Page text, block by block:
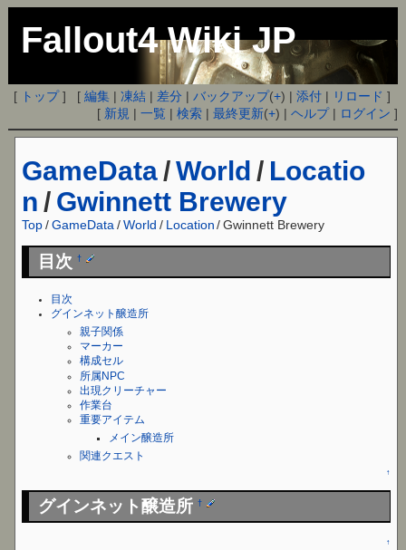
Fallout4 Wiki JP
[ トップ] [編集 |凍結 | 差分 |バックアップ(+) |添付 | リロード ]
[ 新規 |一覧 |検索 |最終更新(+) |ヘルプ| ログイン ]
GameData /World / Locatio
n / Gwinnett Brewery
Top /GameData /World / Location / Gwinnett Brewery
目次†
目次
グインネット醸造所
親子関係
マーカー
構成セル
所属NPC
出現クリーチャー
作業台
重要アイテム
メイン醸造所
関連クエスト
↑
グインネット醸造所†
↑